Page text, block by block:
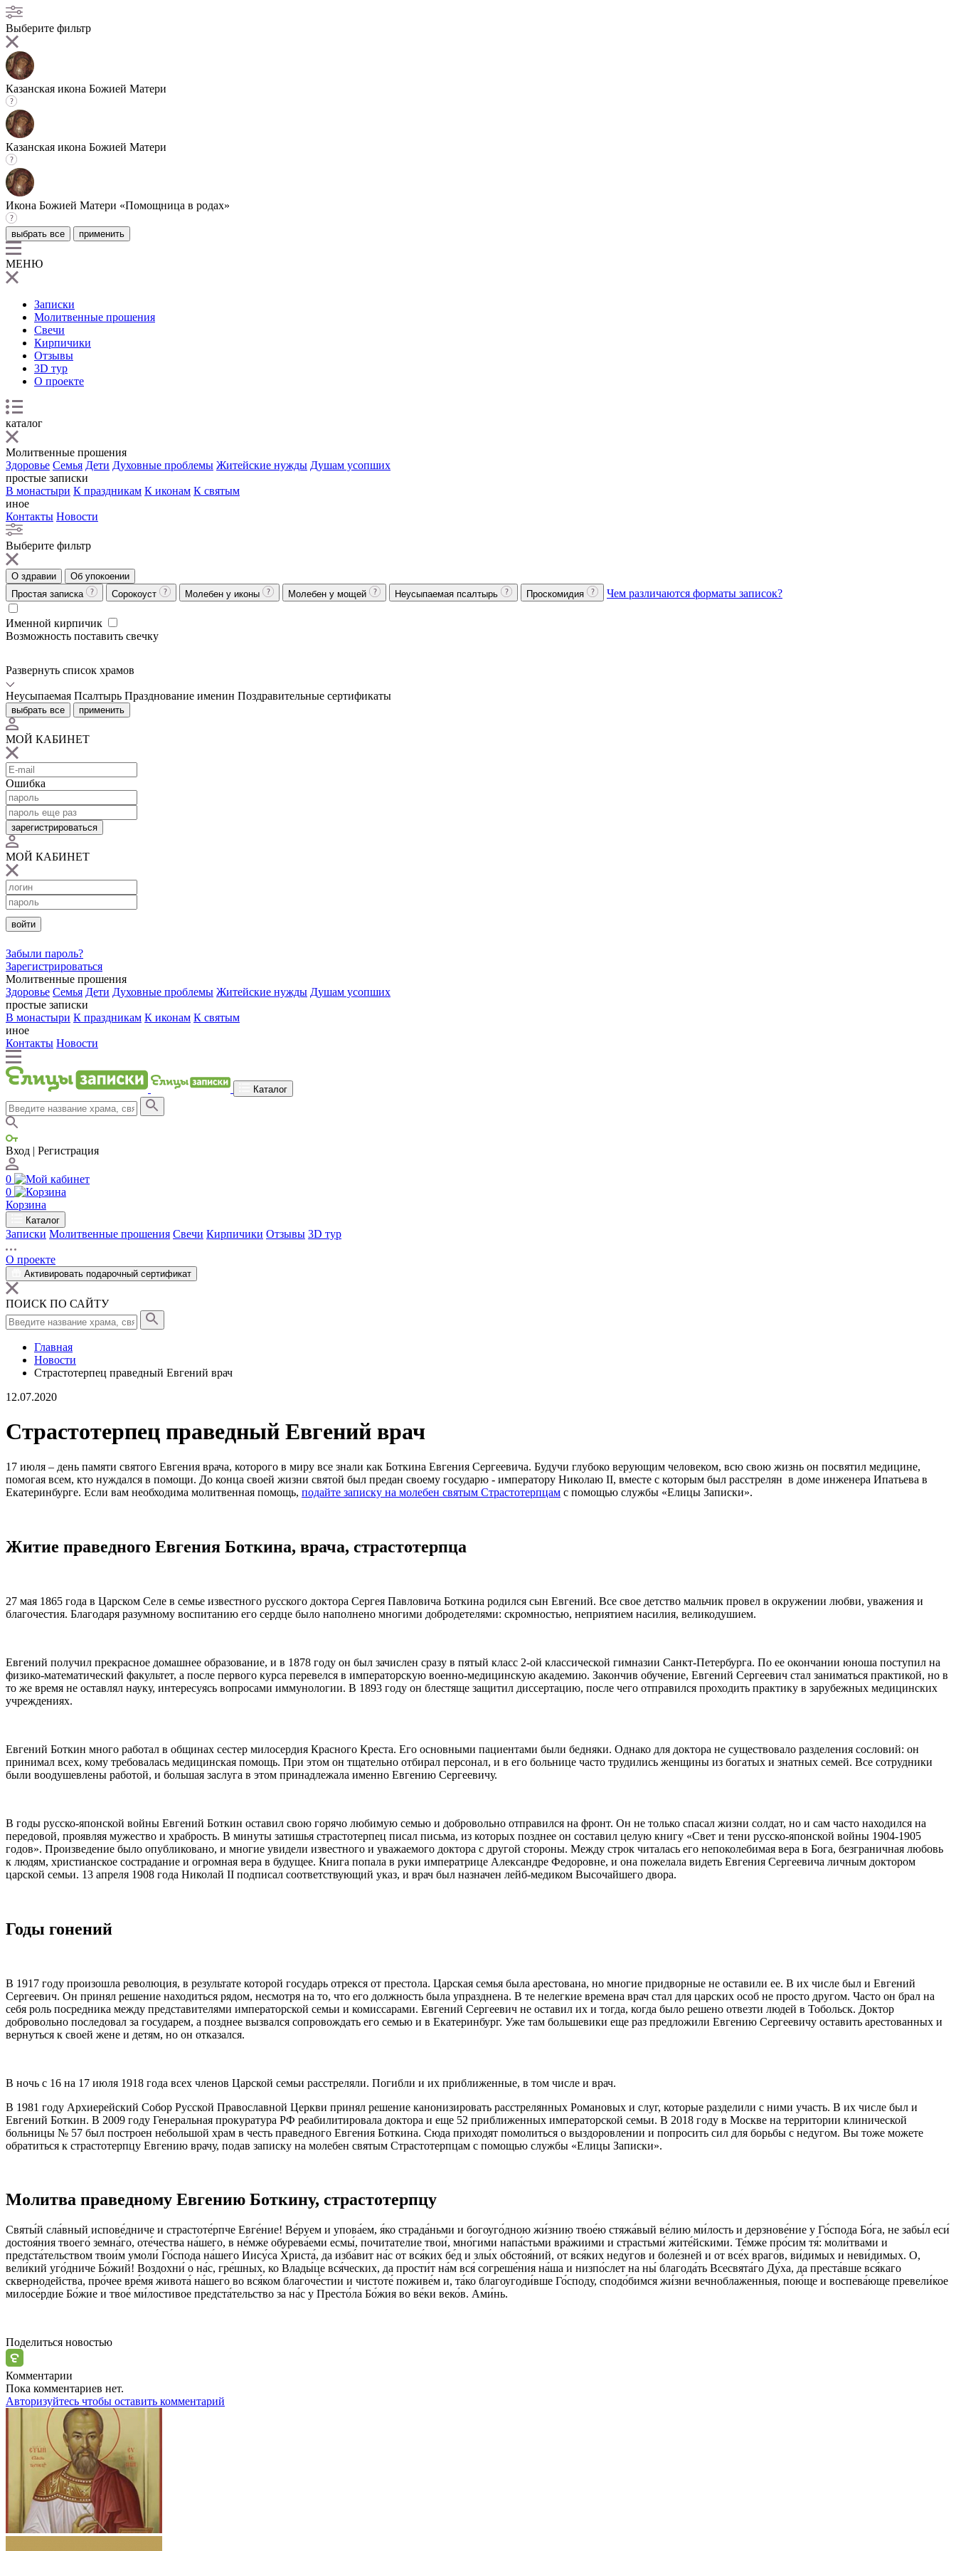
Выберите фильтр
Казанская икона Божией Матери
Казанская икона Божией Матери
Икона Божией Матери «Помощница в родах»
выбрать все применить
МЕНЮ
Записки
Молитвенные прошения
Свечи
Кирпичики
Отзывы
3D тур
О проекте
каталог
Молитвенные прошения
Здоровье Семья Дети Духовные проблемы Житейские нужды Душам усопших
простые записки
В монастыри К праздникам К иконам К святым
иное
Контакты Новости
Выберите фильтр
О здравии
Об упокоении
Простая записка
Сорокоуст Молебен у иконы Молебен у мощей Неусыпаемая псалтырь Проскомидия Чем различаются форматы записок?
Именной кирпичик
Возможность поставить свечку
Развернуть список храмов
Неусыпаемая Псалтырь Празднование именин Поздравительные сертификаты
выбрать все применить
МОЙ КАБИНЕТ
Ошибка
зарегистрироваться
МОЙ КАБИНЕТ
войти
Забыли пароль?
Зарегистрироваться
Молитвенные прошения
Здоровье Семья Дети Духовные проблемы Житейские нужды Душам усопших
простые записки
В монастыри К праздникам К иконам К святым
иное
Контакты Новости
Каталог
Вход | Регистрация
0
0
Корзина
Каталог
Записки Молитвенные прошения Свечи Кирпичики Отзывы 3D тур
О проекте
Активировать подарочный сертификат
ПОИСК ПО САЙТУ
Главная
Новости
Страстотерпец праведный Евгений врач
12.07.2020
Страстотерпец праведный Евгений врач
17 июля – день памяти святого Евгения врача, которого в миру все знали как Боткина Евгения Сергеевича. Будучи глубоко верующим человеком, всю свою жизнь он посвятил медицине,
помогая всем, кто нуждался в помощи. До конца своей жизни святой был предан своему государю - императору Николаю II, вместе с которым был расстрелян в доме инженера Ипатьева в
Екатеринбурге. Если вам необходима молитвенная помощь, подайте записку на молебен святым Страстотерпцам с помощью службы «Елицы Записки».
Житие праведного Евгения Боткина, врача, страстотерпца
27 мая 1865 года в Царском Селе в семье известного русского доктора Сергея Павловича Боткина родился сын Евгений. Все свое детство мальчик провел в окружении любви, уважения и
благочестия. Благодаря разумному воспитанию его сердце было наполнено многими добродетелями: скромностью, неприятием насилия, великодушием.
Евгений получил прекрасное домашнее образование, и в 1878 году он был зачислен сразу в пятый класс 2-ой классической гимназии Санкт-Петербурга. По ее окончании юноша поступил на
физико-математический факультет, а после первого курса перевелся в императорскую военно-медицинскую академию. Закончив обучение, Евгений Сергеевич стал заниматься практикой, но в
то же время не оставлял науку, интересуясь вопросами иммунологии. В 1893 году он блестяще защитил диссертацию, после чего отправился проходить практику в зарубежных медицинских
учреждениях.
Евгений Боткин много работал в общинах сестер милосердия Красного Креста. Его основными пациентами были бедняки. Однако для доктора не существовало разделения сословий: он
принимал всех, кому требовалась медицинская помощь. При этом он тщательно отбирал персонал, и в его больнице часто трудились женщины из богатых и знатных семей. Все сотрудники
были воодушевлены работой, и большая заслуга в этом принадлежала именно Евгению Сергеевичу.
В годы русско-японской войны Евгений Боткин оставил свою горячо любимую семью и добровольно отправился на фронт. Он не только спасал жизни солдат, но и сам часто находился на
передовой, проявляя мужество и храбрость. В минуты затишья страстотерпец писал письма, из которых позднее он составил целую книгу «Свет и тени русско-японской войны 1904-1905
годов». Произведение было опубликовано, и многие увидели известного и уважаемого доктора с другой стороны. Между строк читалась его непоколебимая вера в Бога, безграничная любовь
к людям, христианское сострадание и огромная вера в будущее. Книга попала в руки императрице Александре Федоровне, и она пожелала видеть Евгения Сергеевича личным доктором
царской семьи. 13 апреля 1908 года Николай II подписал соответствующий указ, и врач был назначен лейб-медиком Высочайшего двора.
Годы гонений
В 1917 году произошла революция, в результате которой государь отрекся от престола. Царская семья была арестована, но многие придворные не оставили ее. В их числе был и Евгений
Сергеевич. Он принял решение находиться рядом, несмотря на то, что его должность была упразднена. В те нелегкие времена врач стал для царских особ не просто другом. Часто он брал на
себя роль посредника между представителями императорской семьи и комиссарами. Евгений Сергеевич не оставил их и тогда, когда было решено отвезти людей в Тобольск. Доктор
добровольно последовал за государем, а позднее вызвался сопровождать его семью и в Екатеринбург. Уже там большевики еще раз предложили Евгению Сергеевичу оставить арестованных и
вернуться к своей жене и детям, но он отказался.
В ночь с 16 на 17 июля 1918 года всех членов Царской семьи расстреляли. Погибли и их приближенные, в том числе и врач.
В 1981 году Архиерейский Собор Русской Православной Церкви принял решение канонизировать расстрелянных Романовых и слуг, которые разделили с ними участь. В их числе был и
Евгений Боткин. В 2009 году Генеральная прокуратура РФ реабилитировала доктора и еще 52 приближенных императорской семьи. В 2018 году в Москве на территории клинической
больницы № 57 был построен небольшой храм в честь праведного Евгения Боткина. Сюда приходят помолиться о выздоровлении и попросить сил для борьбы с недугом. Вы тоже можете
обратиться к страстотерпцу Евгению врачу, подав записку на молебен святым Страстотерпцам с помощью службы «Елицы Записки».
Молитва праведному Евгению Боткину, страстотерпцу
Святы́й сла́вный испове́дниче и страстоте́рпче Евге́ние! Ве́руем и упова́ем, я́ко страда́ньми и богоуго́дною жи́знию твое́ю стяжа́вый ве́лию ми́лость и дерзнове́ние у Го́спода Бо́га, не забы́л еси́
достоя́ния твоего́ земна́го, оте́чества на́шего, в не́мже обурева́еми есмы́, почитателие твои́, мно́гими напа́стьми вра́жиими и страстьми́ жите́йскими. Те́мже про́сим тя́: моли́твами и
предста́тельством твои́м умоли́ Го́спода на́шего Иису́са Христа́, да изба́вит на́с от вся́ких бе́д и злы́х обстоя́ний, от вся́ких неду́гов и боле́зней и от все́х враго́в, ви́димых и неви́димых. О,
вели́кий уго́дниче Бо́жий! Воздохни́ о на́с, гре́шных, ко Влады́це вся́ческих, да прости́т на́м вся́ согреше́ния на́ша и низпо́слет на ны́ благода́ть Всесвята́го Ду́ха, да преста́вше вся́каго
сквернодейства, про́чее вре́мя живота́ на́шего во вся́ком благоче́стии и чистоте́ поживе́м и, та́ко благоугоди́вше Го́споду, сподо́бимся жи́зни вечноблаженныя, пою́ще и воспева́юще превели́кое
милосе́рдие Бо́жие и твое́ ми́лостивое предста́тельство за на́с у Престо́ла Бо́жия во ве́ки веко́в. Ами́нь.
Поделиться новостью
Комментарии
Пока комментариев нет.
Авторизуйтесь чтобы оставить комментарий